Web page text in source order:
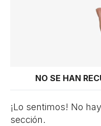
NO SE HAN
¡Lo sentimos! No
sección.